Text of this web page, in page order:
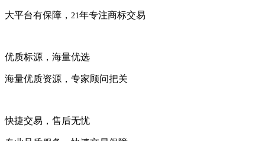
大平台有保障， 21年专注商标交易
优质标源，海量优选
海量优质资源，专家顾问把关
快捷交易，售后无忧